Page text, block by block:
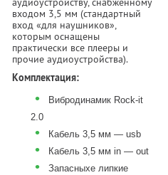
входом 3,5 мм (стандартный
вход «для наушников»,
которым оснащены
практически все плееры и
прочие аудиоустройства).
Комплектация:
•
Вибродинамик Rock-it
2.0
• Кабель 3,5 мм — usb
• Кабель 3,5 мм in — out
•
Запасныхе липкие